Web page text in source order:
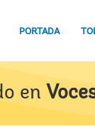
PORTADA
en